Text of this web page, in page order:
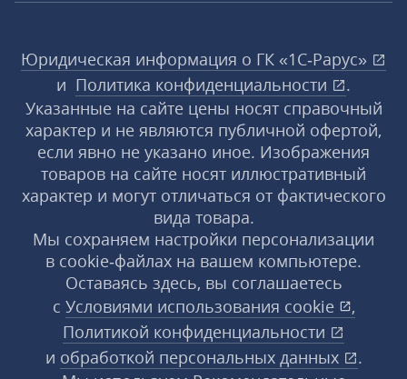
Юридическая информация о ГК «1С‑Рарус»
и Политика конфиденциальности
.
Указанные на сайте цены носят справочный
характер и не являются публичной офертой,
если явно не указано иное. Изображения
товаров на сайте носят иллюстративный
характер и могут отличаться от фактического
вида товара.
Мы сохраняем настройки персонализации
в cookie‑файлах на вашем компьютере.
Оставаясь здесь, вы соглашаетесь
с Условиями использования cookie
,
Политикой конфиденциальности
и обработкой персональных данных
.